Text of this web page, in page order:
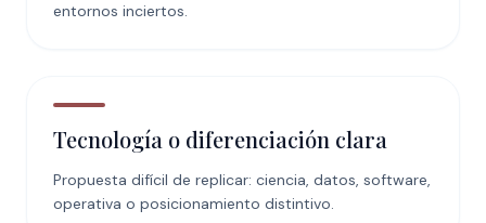
entornos inciertos.
Tecnología o diferenciación clara
Propuesta difícil de replicar: ciencia, datos, software,
operativa o posicionamiento distintivo.